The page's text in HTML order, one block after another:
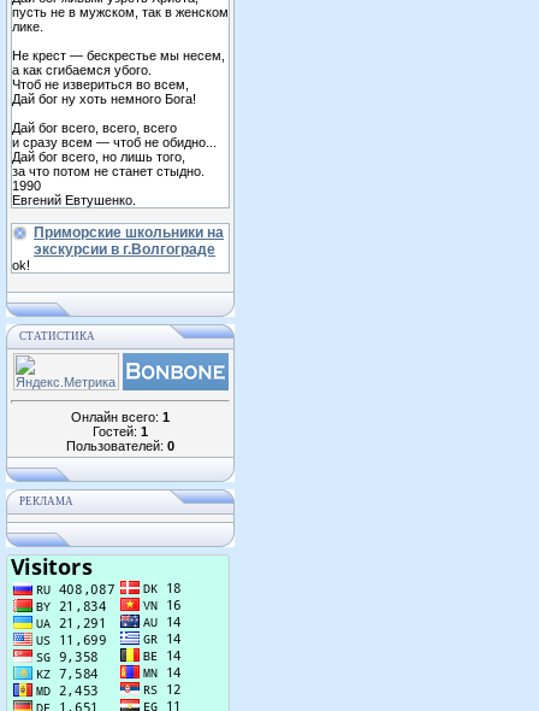
пусть не в мужском, так в женском
лике.
Не крест — бескрестье мы несем,
а как сгибаемся убого.
Чтоб не извериться во всем,
Дай бог ну хоть немного Бога!
Дай бог всего, всего, всего
и сразу всем — чтоб не обидно...
Дай бог всего, но лишь того,
за что потом не станет стыдно.
1990
Евгений Евтушенко.
Приморские школьники на
экскурсии в г.Волгограде
ok!
СТАТИСТИКА
Онлайн всего: 1
Гостей: 1
Пользователей: 0
РЕКЛАМА